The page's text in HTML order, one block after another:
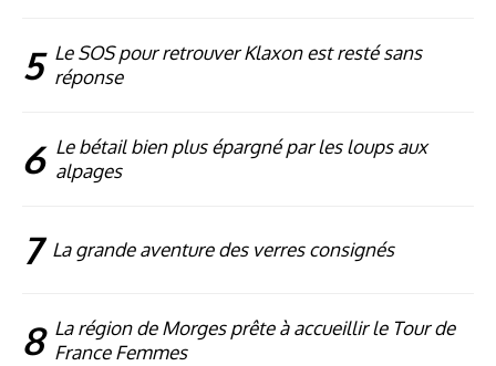
5 Le SOS pour retrouver Klaxon est resté sans
réponse
6 Le bétail bien plus épargné par les loups aux
alpages
7 La grande aventure des verres consignés
8 La région de Morges prête à accueillir le Tour de
France Femmes